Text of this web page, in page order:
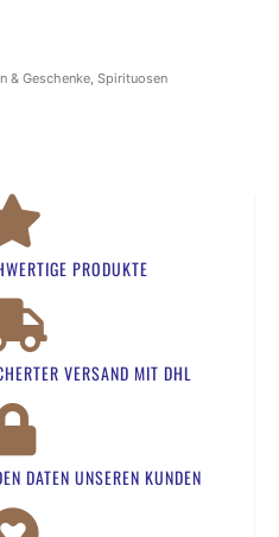
& Geschenke, Spirituosen
PRODUKTE
VERSAND MIT DHL
DATEN UNSEREN KUNDEN​